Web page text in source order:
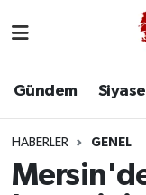
Gündem
HABERLER GENEL